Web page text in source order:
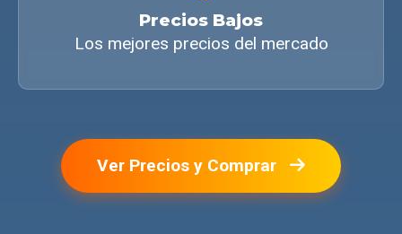
Precios Bajos
Los mejores precios del mercado
Ver Precios y Comprar